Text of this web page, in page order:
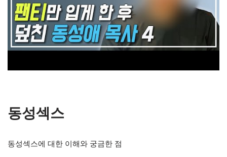
동성섹스
동성섹스에 대한 이해와 궁금한 점